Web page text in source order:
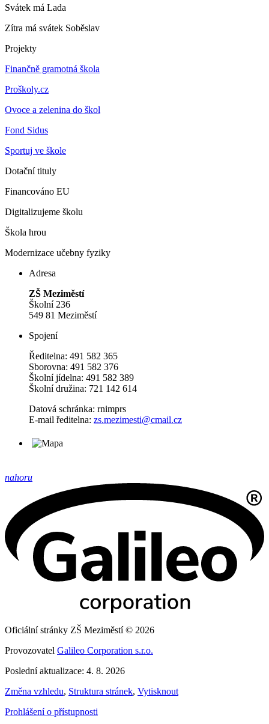
Svátek má Lada
Zítra má svátek Soběslav
Projekty
Finančně gramotná škola
Proškoly.cz
Ovoce a zelenina do škol
Fond Sidus
Sportuj ve škole
Dotační tituly
Financováno EU
Digitalizujeme školu
Škola hrou
Modernizace učebny fyziky
Adresa
ZŠ Meziměstí
Školní 236
549 81 Meziměstí
Spojení
Ředitelna: 491 582 365
Sborovna: 491 582 376
Školní jídelna: 491 582 389
Školní družina: 721 142 614
Datová schránka: rnimprs
E-mail ředitelna: zs.mezimesti@cmail.cz
nahoru
Oficiální stránky ZŠ Meziměstí © 2026
Provozovatel Galileo Corporation s.r.o.
Poslední aktualizace: 4. 8. 2026
Změna vzhledu, Struktura stránek, Vytisknout
Prohlášení o přístupnosti